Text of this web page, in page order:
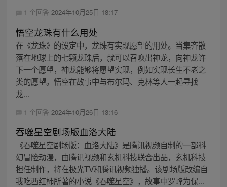
1 个回答 2024年10月25日 18:17
悟空龙珠有什么用处
在《龙珠》的设定中，龙珠有实现愿望的用处。当集齐散
落在地球上的七颗龙珠后，就可以召唤出神龙，向神龙许
下一个愿望，神龙能够将愿望实现，例如实现长生不老之
类的愿望。悟空在故事中与布尔玛、克林等人一起寻找
龙...
1 个回答 2024年10月26日 13:16
吞噬星空剧场版血洛大陆
《吞噬星空剧场版：血洛大陆》是腾讯视频自制的一部科
幻冒险动漫，由腾讯视频和玄机科技联合出品，玄机科技
担任制作，将在极光TV和腾讯视频独播。该剧场版改编自
我吃西红柿所著的小说《吞噬星空》，故事中罗峰为保...